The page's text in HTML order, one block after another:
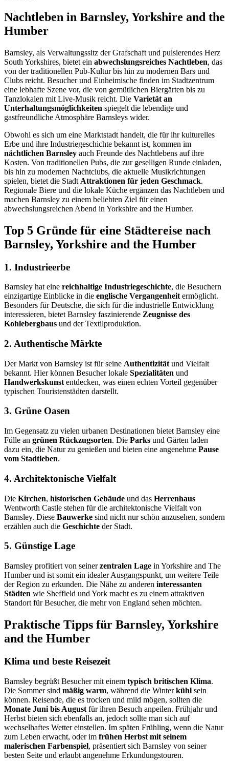
Nachtleben in Barnsley, Yorkshire and the
Humber
Barnsley, als Verwaltungssitz der Grafschaft und pulsierendes Herz
South Yorkshires, bietet ein abwechslungsreiches Nachtleben, das
von der traditionellen Pub-Kultur bis hin zu modernen Bars und
Clubs reicht. Besucher und Einheimische finden im Stadtzentrum
eine lebhafte Szene vor, die von gemütlichen Biergärten bis zu
Tanzlokalen mit Live-Musik reicht. Die Varietät an
Unterhaltungsmöglichkeiten spiegelt die lebendige und
gastfreundliche Atmosphäre Barnsleys wider.
Obwohl es sich um eine Marktstadt handelt, die für ihr kulturelles
Erbe und ihre Industriegeschichte bekannt ist, kommen im
nächtlichen Barnsley auch Freunde des Nachtlebens auf ihre
Kosten. Von traditionellen Pubs, die zur geselligen Runde einladen,
bis hin zu modernen Nachtclubs, die aktuelle Musikrichtungen
spielen, bietet die Stadt Attraktionen für jeden Geschmack.
Regionale Biere und die lokale Küche ergänzen das Nachtleben und
machen Barnsley zu einem beliebten Ziel für einen
abwechslungsreichen Abend in Yorkshire and the Humber.
Top 5 Gründe für eine Städtereise nach
Barnsley, Yorkshire and the Humber
1. Industrieerbe
Barnsley hat eine reichhaltige Industriegeschichte, die Besuchern
einzigartige Einblicke in die englische Vergangenheit ermöglicht.
Besonders für Deutsche, die sich für die industrielle Entwicklung
interessieren, bietet Barnsley faszinierende Zeugnisse des
Kohlebergbaus und der Textilproduktion.
2. Authentische Märkte
Der Markt von Barnsley ist für seine Authentizität und Vielfalt
bekannt. Hier können Besucher lokale Spezialitäten und
Handwerkskunst entdecken, was einen echten Vorteil gegenüber
typischen Touristenstädten darstellt.
3. Grüne Oasen
Im Gegensatz zu vielen urbanen Destinationen bietet Barnsley eine
Fülle an grünen Rückzugsorten. Die Parks und Gärten laden
dazu ein, die Natur zu genießen und bieten eine angenehme Pause
vom Stadtleben.
4. Architektonische Vielfalt
Die Kirchen, historischen Gebäude und das Herrenhaus
Wentworth Castle stehen für die architektonische Vielfalt von
Barnsley. Diese Bauwerke sind nicht nur schön anzusehen, sondern
erzählen auch die Geschichte der Stadt.
5. Günstige Lage
Barnsley profitiert von seinerzentralen Lage in Yorkshire and The
Humber und ist somit ein idealer Ausgangspunkt, um weitere Teile
der Region zu erkunden. Die Nähe zu anderen interessanten
Städten wie Sheffield und York macht es zu einem attraktiven
Standort für Besucher, die mehr von England sehen möchten.
Praktische Tipps für Barnsley, Yorkshire
and the Humber
Klima und beste Reisezeit
Barnsley begrüßt Besucher mit einem typisch britischen Klima.
Die Sommer sind mäßig warm, während die Winterkühl sein
können. Reisende, die es trocken und mild mögen, sollten die
Monate Juni bis August für ihren Besuch anpeilen. Frühjahr und
Herbst bieten sich ebenfalls an, jedoch sollte man sich auf
wechselhaftes Wetter einstellen. Im späten Frühling, wenn die Natur
zum Leben erwacht, oder im frühen Herbst mit seinem
malerischen Farbenspiel, präsentiert sich Barnsley von seiner
besten Seite und erlaubt angenehme Erkundungstouren.